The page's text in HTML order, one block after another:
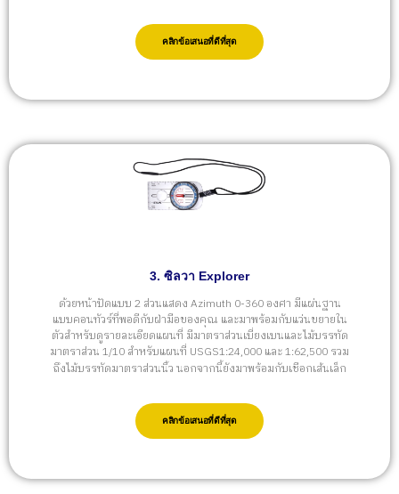
คลิกข้อเสนอที่ดีที่สุด
3. ซิลวา Explorer
ด้วยหน้าปัดแบบ 2 ส่วนแสดง Azimuth 0-360 องศา มีแผ่นฐาน
แบบคอนทัวร์ที่พอดีกับฝ่ามือของคุณ และมาพร้อมกับแว่นขยายใน
ตัวสำหรับดูรายละเอียดแผนที่ มีมาตราส่วนเบี่ยงเบนและไม้บรรทัด
มาตราส่วน 1/10 สำหรับแผนที่ USGS1:24,000 และ 1:62,500 รวม
ถึงไม้บรรทัดมาตราส่วนนิ้ว นอกจากนี้ยังมาพร้อมกับเชือกเส้นเล็ก
คลิกข้อเสนอที่ดีที่สุด